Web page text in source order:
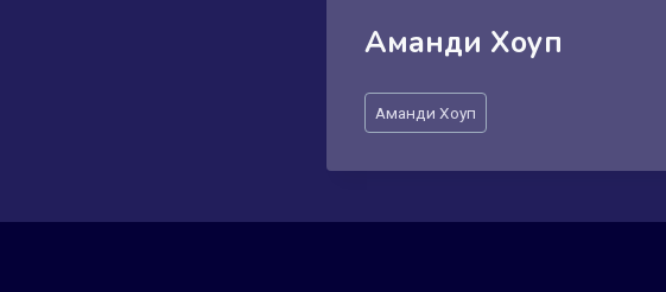
Аманди Хоуп
Метки
записи:
Аманди Хоуп